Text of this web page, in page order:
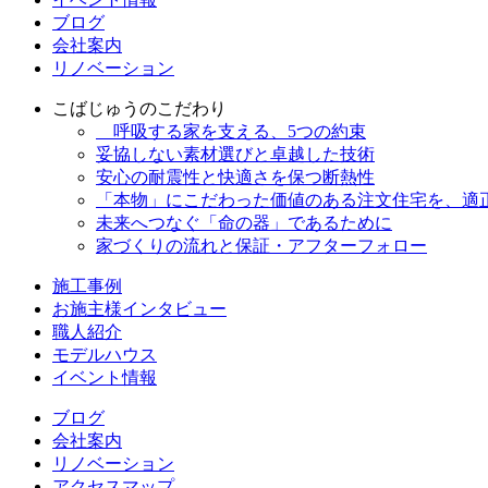
ブログ
会社案内
リノベーション
こばじゅうのこだわり
呼吸する家を支える、5つの約束
妥協しない素材選びと卓越した技術
安心の耐震性と快適さを保つ断熱性
「本物」にこだわった価値のある注文住宅を、適
未来へつなぐ「命の器」であるために
家づくりの流れと保証・アフターフォロー
施工事例
お施主様インタビュー
職人紹介
モデルハウス
イベント情報
ブログ
会社案内
リノベーション